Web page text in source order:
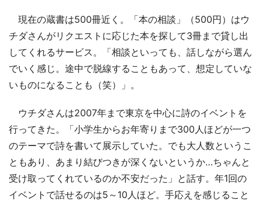
現在の蔵書は500冊近く。「本の相談」（500円）はウ
チダさんがリクエストに応じた本を探して3冊まで貸し出
してくれるサービス。「相談といっても、話しながら選ん
でいく感じ。途中で脱線することもあって、想定していな
いものになることも（笑）」。
ウチダさんは2007年まで東京を中心に詩のイベントを
行ってきた。「小学生からお年寄りまで300人ほどが一つ
のテーマで詩を書いて展示していた。でも大人数というこ
ともあり、あまり結びつきが深くないというか…ちゃんと
受け取ってくれているのか不安だった」と話す。年1回の
イベントで話せるのは5～10人ほど。手応えを感じること